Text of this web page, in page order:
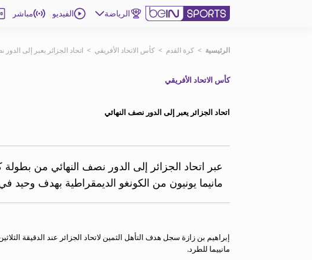
الرياضة الفيديو مباشر
اشترك
EN
MENA
إدارة التنبيهات
انضم إلى قائمة النشرة الإخبارية
beIN CONNECT
beIN MEDIA GROUP
الأسئلة الأكثر شيوعاً
الرئيسية > كرة القدم > كأس الاتحاد الأفريقي > اتحاد الجزائر يعبر إلى الدور
كأس الاتحاد الأفريقي
اتحاد الجزائر يعبر إلى الدور نصف النهائي
عبر اتحاد الجزائر إلى الدور نصف النهائي من
مانيما يونيون من الكونغو الديمقراطية بهدف وحيد في
إبراهيم بن زازة سجل هدف التأهل الثمين لاتحاد الجزائر عند الدقيقة
مانييما للطرد.